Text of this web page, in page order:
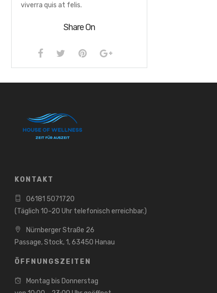
viverra quis at felis.
Share On
KONTAKT
06181 5071720
(Täglich 10–20 Uhr telefonisch erreichbar.)
Nürnberger Straße 26
Passage, Stock, 1, 63450 Hanau
ÖFFNUNGSZEITEN
Montag bis Donnerstag